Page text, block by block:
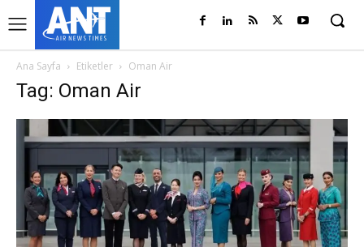
Ana Sayfa Etiketler Oman Air
Tag: Oman Air